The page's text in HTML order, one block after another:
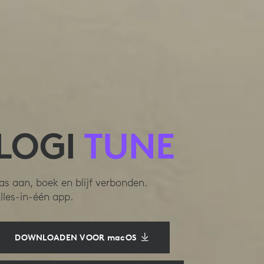
TUNE
aan, boek en blijf verbonden.
in-één app.
DOWNLOADEN VOOR macOS